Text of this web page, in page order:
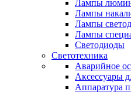
Лампы
Лампы
Лампы
Лампы
Светодиоды
Светотехника
Аварийное
Аксессуары
Аппаратура